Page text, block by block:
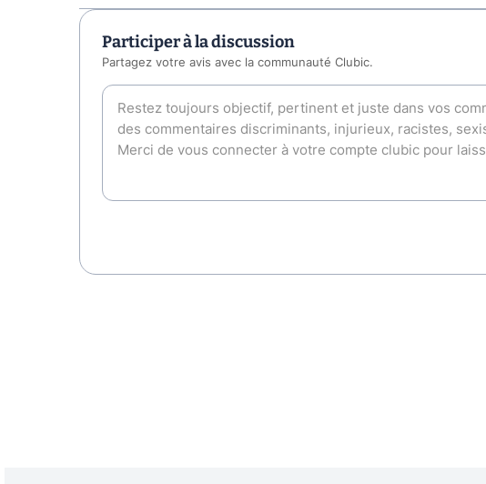
Participer à la discussion
Partagez votre avis avec la communauté Clubic.